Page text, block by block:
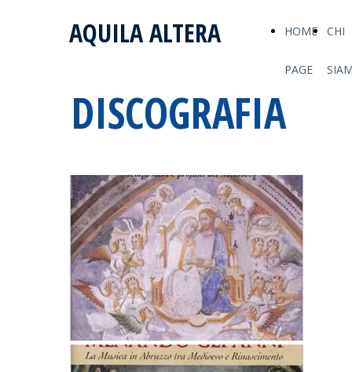
HOME
PAGE
CHI
AQUILA ALTERA
DISCOGRAFIA